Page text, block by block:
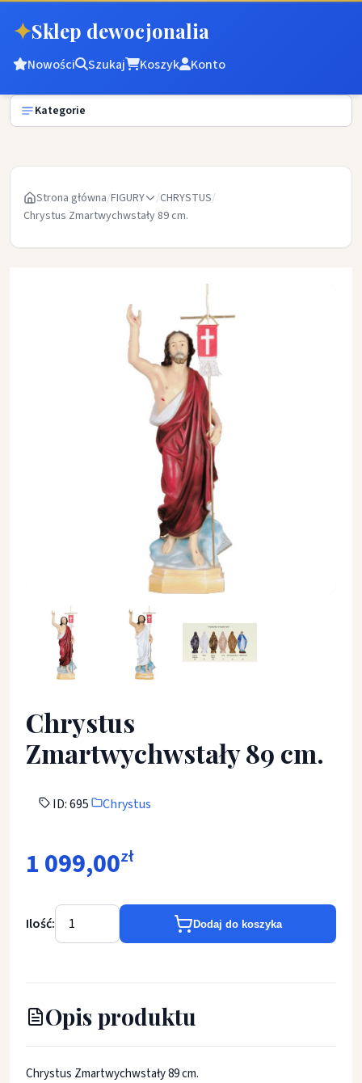
✦Sklep dewocjonalia
Nowości Szukaj Koszyk Konto
Kategorie
Strona główna/FIGURY /CHRYSTUS/
Chrystus Zmartwychwstały 89 cm.
Chrystus Zmartwychwstały 89 cm. - Chrystus - Chrystus
Chrystus
Zmartwychwstały 89 cm.
ID: 695 Chrystus
1 099,00zł
Ilość: Dodaj do koszyka
Opis produktu
Chrystus Zmartwychwstały 89 cm.